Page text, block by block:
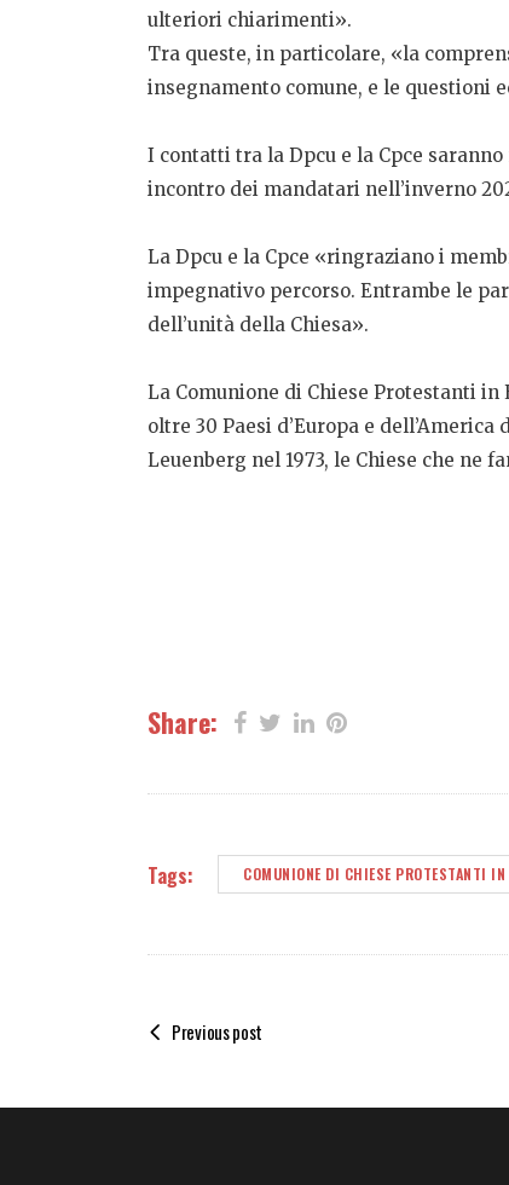
ulteriori chiarimenti».
Tra queste, in particolare, «la
insegnamento comune, e le questioni
I contatti tra la Dpcu e la Cpce
incontro dei mandatari nell’inverno
La Dpcu e la Cpce «ringraziano i
impegnativo percorso. Entrambe le
dell’unità della Chiesa».
La Comunione di Chiese Protestanti
oltre 30 Paesi d’Europa e
Leuenberg nel 1973, le Chiese che ne
Share:
Tags: COMUNIONE DI CHIESE PROTESTANTI IN
Previous post